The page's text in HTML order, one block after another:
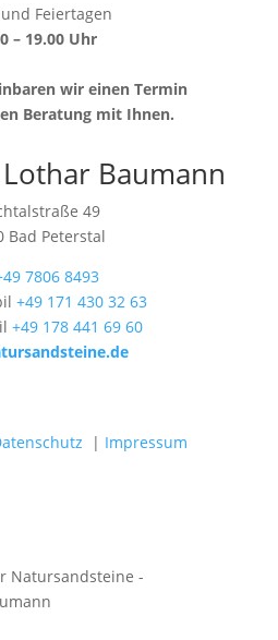
Feiertagen
– 19.00 Uhr
wir einen Termin
Beratung mit Ihnen.
Baumann
49
Bad Peterstal
7806 8493
+49 171 430 32 63
+49 178 441 69 60
| Impressum
Natursandsteine -